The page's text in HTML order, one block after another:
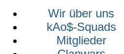
Wir über uns
kAo$-Squads
Mitglieder